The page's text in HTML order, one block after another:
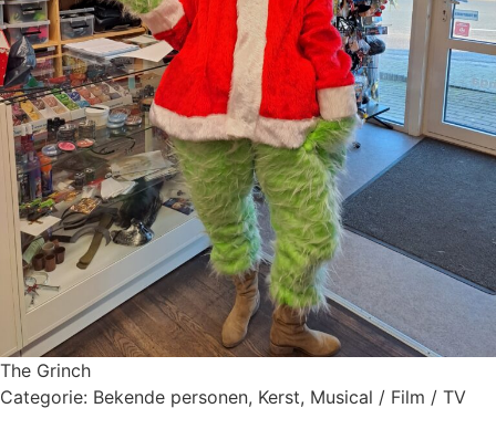
The Grinch
Categorie: Bekende personen, Kerst, Musical / Film / TV